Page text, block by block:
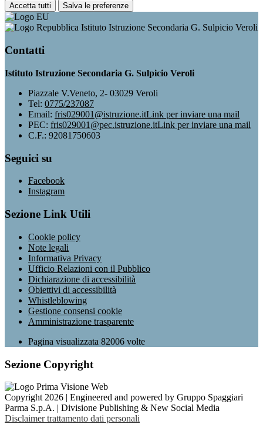
Accetta tutti Salva le preferenze
Istituto Istruzione Secondaria G. Sulpicio Veroli
Contatti
Istituto Istruzione Secondaria G. Sulpicio Veroli
Piazzale V.Veneto, 2- 03029 Veroli
Tel: 0775/237087
Email: fris029001@istruzione.itLink per inviare una mail
PEC: fris029001@pec.istruzione.itLink per inviare una mail
C.F.: 92081750603
Seguici su
Facebook
Instagram
Sezione Link Utili
Cookie policy
Note legali
Informativa Privacy
Ufficio Relazioni con il Pubblico
Dichiarazione di accessibilità
Obiettivi di accessibilità
Whistleblowing
Gestione consensi cookie
Amministrazione trasparente
Pagina visualizzata 82006 volte
Sezione Copyright
Copyright 2026 | Engineered and powered by Gruppo Spaggiari
Parma S.p.A. | Divisione Publishing & New Social Media
Disclaimer trattamento dati personali